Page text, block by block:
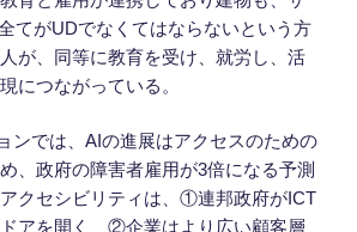
てがUDでなくてはならないという方
が、同等に教育を受け、就労し、活
につながっている。
ンでは、AIの進展はアクセスのための
、政府の障害者雇用が3倍になる予測
クセシビリティは、①連邦政府がICT
ドアを開く ②企業はより広い顧客層